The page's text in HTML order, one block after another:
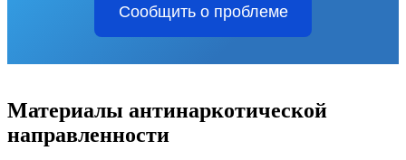
Сообщить о проблеме
Материалы антинаркотической
направленности